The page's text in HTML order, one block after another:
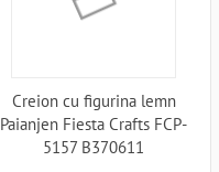
Creion cu figurina lemn
Paianjen Fiesta Crafts FCP-
5157 B370611